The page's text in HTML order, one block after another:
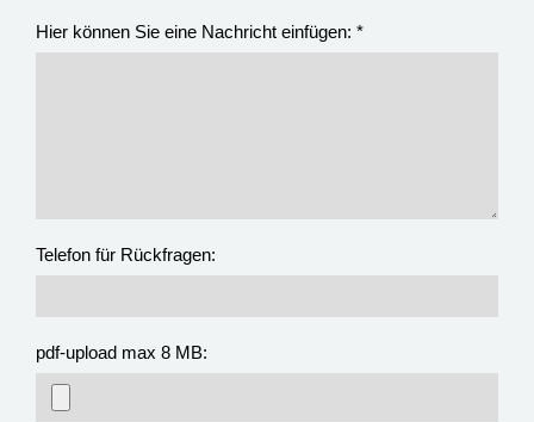
Hier können Sie eine Nachricht einfügen: *
Telefon für Rückfragen:
pdf-upload max 8 MB: